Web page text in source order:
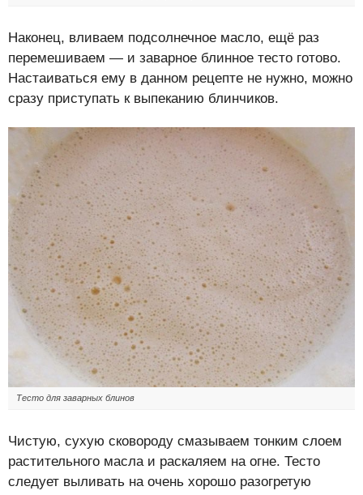
Наконец, вливаем подсолнечное масло, ещё раз
перемешиваем — и заварное блинное тесто готово.
Настаиваться ему в данном рецепте не нужно, можно
сразу приступать к выпеканию блинчиков.
Тесто для заварных блинов
Чистую, сухую сковороду смазываем тонким слоем
растительного масла и раскаляем на огне. Тесто
следует выливать на очень хорошо разогретую